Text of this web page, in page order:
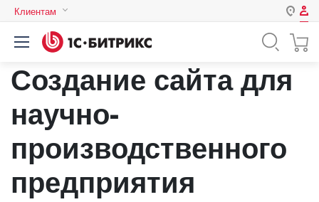
Клиентам
Казахстан
Беларусь
Авторизация
Зарегистрироваться
Пароль
Создание сайта для
научно-
производственного
предприятия